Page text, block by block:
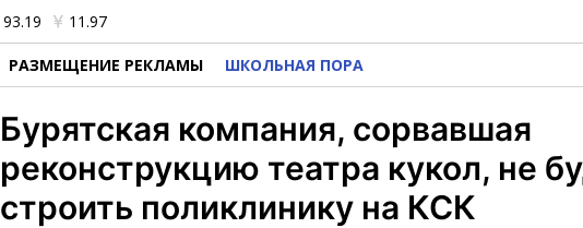
93.19 11.97
РАЗМЕЩЕНИЕ РЕКЛАМЫ ШКОЛЬНАЯ ПОРА
Бурятская компания, сорвавшая
реконструкцию театра кукол, не
строить поликлинику на КСК